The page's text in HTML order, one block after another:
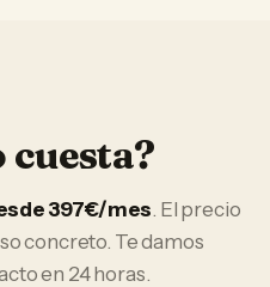
cuesta?
397€/mes. El precio
concreto. Te damos
en 24 horas.